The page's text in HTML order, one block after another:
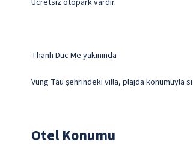
Ücretsiz otopark vardır.
Thanh Duc Me yakınında
Vung Tau şehrindeki villa, plajda konumuyla
Otel Konumu